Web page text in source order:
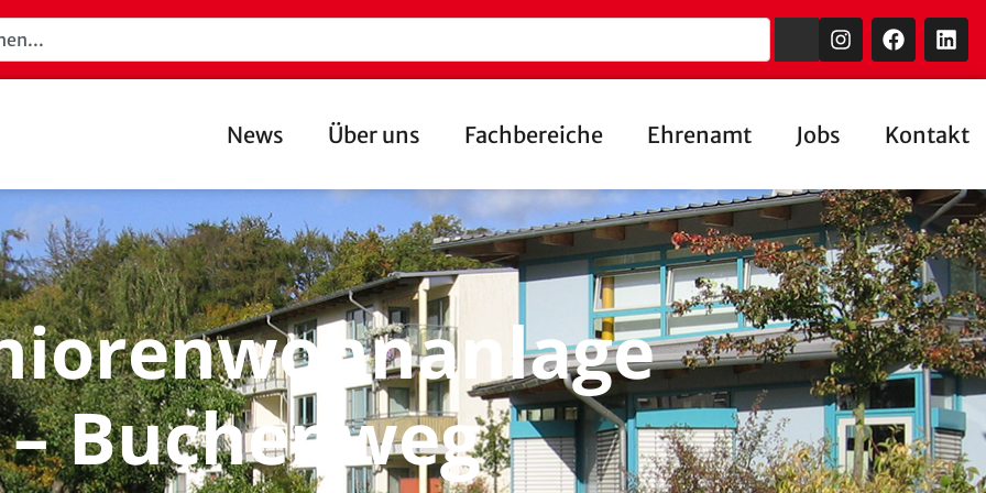
News Über uns Fachbereiche Ehrenamt Jobs Kontakt
– Buchenweg